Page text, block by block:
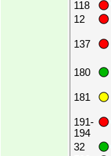
118
12
137
180
181
191-
194
32